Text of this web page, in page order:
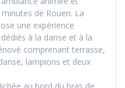
de Rouen. La
une expérience
à la danse et à la
comprenant terrasse,
lampions et deux